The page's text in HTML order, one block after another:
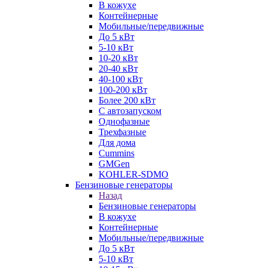
В кожухе
Контейнерные
Мобильные/передвижные
До 5 кВт
5-10 кВт
10-20 кВт
20-40 кВт
40-100 кВт
100-200 кВт
Более 200 кВт
С автозапуском
Однофазные
Трехфазные
Для дома
Cummins
GMGen
KOHLER-SDMO
Бензиновые генераторы
Назад
Бензиновые генераторы
В кожухе
Контейнерные
Мобильные/передвижные
До 5 кВт
5-10 кВт